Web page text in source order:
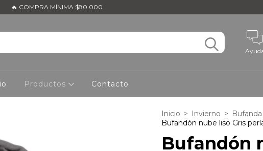
🔥 COMPRA MÍNIMA $80.000
Productos Contacto
Inicio > Invierno >
Bufandón nube liso Gris
Bufandón